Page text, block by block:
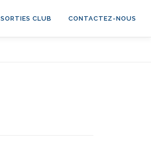
SORTIES CLUB CONTACTEZ-NOUS